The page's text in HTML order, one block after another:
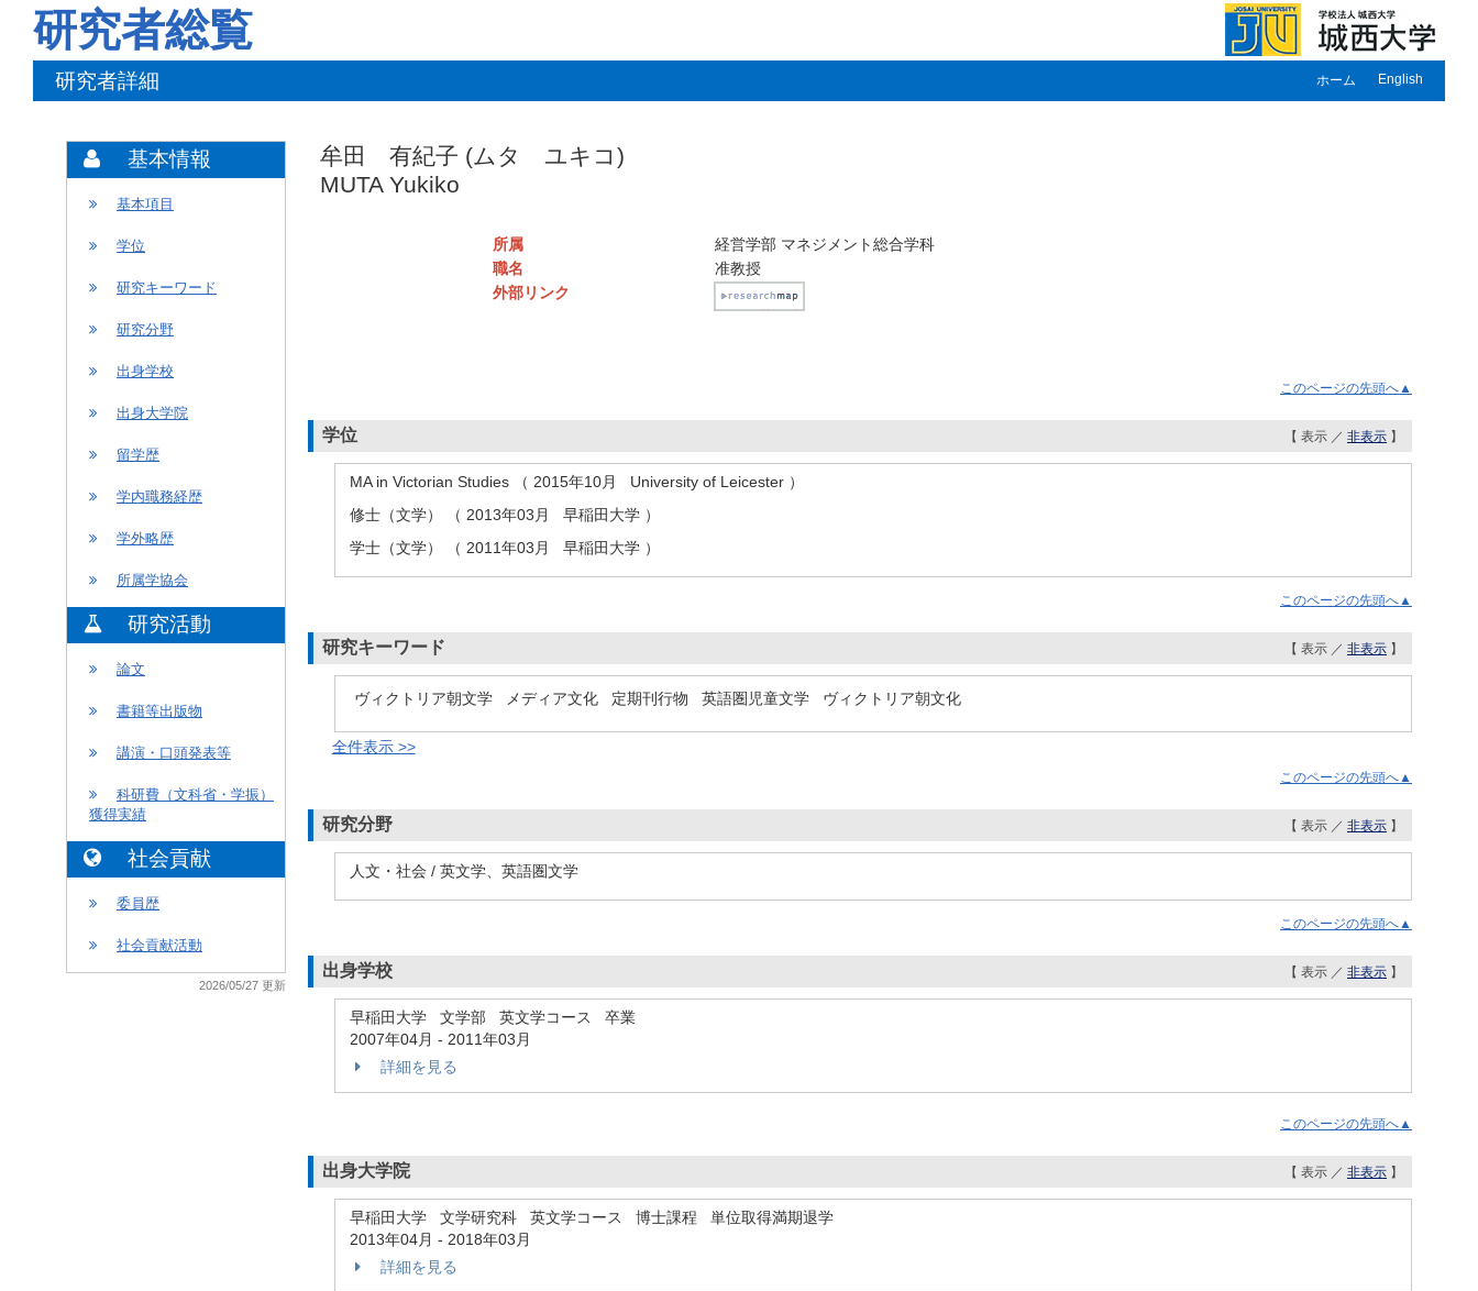
研究者総覧
研究者詳細 ホーム English
基本情報
基本項目
学位
研究キーワード
研究分野
出身学校
出身大学院
留学歴
学内職務経歴
学外略歴
所属学協会
研究活動
論文
書籍等出版物
講演・口頭発表等
科研費（文科省・学振）
獲得実績
社会貢献
委員歴
社会貢献活動
2026/05/27 更新
牟田 有紀子 (ムタ ユキコ)
MUTA Yukiko
所属
経営学部 マネジメント総合学科
職名
准教授
外部リンク
このページの先頭へ▲
学位 【 表示 ／ 非表示 】
MA in Victorian Studies （ 2015年10月 University of Leicester ）
修士（文学） （ 2013年03月 早稲田大学 ）
学士（文学） （ 2011年03月 早稲田大学 ）
このページの先頭へ▲
研究キーワード 【 表示 ／ 非表示 】
ヴィクトリア朝文学 メディア文化 定期刊行物 英語圏児童文学 ヴィクトリア朝文化
全件表示 >>
このページの先頭へ▲
研究分野 【 表示 ／ 非表示 】
人文・社会 / 英文学、英語圏文学
このページの先頭へ▲
出身学校 【 表示 ／ 非表示 】
早稲田大学 文学部 英文学コース 卒業
2007年04月 - 2011年03月
詳細を見る
このページの先頭へ▲
出身大学院 【 表示 ／ 非表示 】
早稲田大学 文学研究科 英文学コース 博士課程 単位取得満期退学
2013年04月 - 2018年03月
詳細を見る